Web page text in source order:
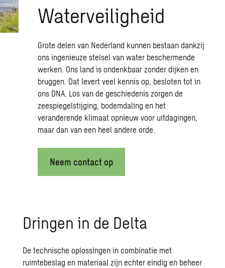
Waterveiligheid
Grote delen van Nederland kunnen bestaan dankzij
ons ingenieuze stelsel van water beschermende
werken. Ons land is ondenkbaar zonder dijken en
bruggen. Dat levert veel kennis op, besloten tot in
ons DNA. Los van de geschiedenis zorgen de
zeespiegelstijging, bodemdaling en het
veranderende klimaat opnieuw voor uitdagingen,
maar dan van een heel andere orde.
Neem contact op
Dringen in de Delta
De technische oplossingen in combinatie met
ruimtebeslag en materiaal zijn echter eindig en beheer